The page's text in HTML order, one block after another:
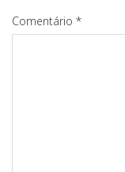
Comentário *